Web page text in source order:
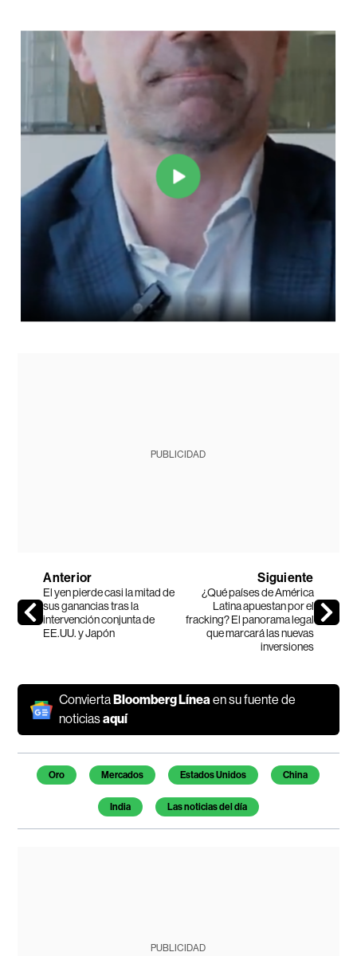
PUBLICIDAD
Anterior
El yen pierde casi la mitad de
sus ganancias tras la
intervención conjunta de
EE.UU. y Japón
Siguiente
¿Qué países de América
Latina apuestan por el
fracking? El panorama legal
que marcará las nuevas
inversiones
Convierta Bloomberg Líneaen su fuente de
noticiasaquí
Temas de este artículo
Oro Mercados Estados Unidos China
India Las noticias del día
PUBLICIDAD